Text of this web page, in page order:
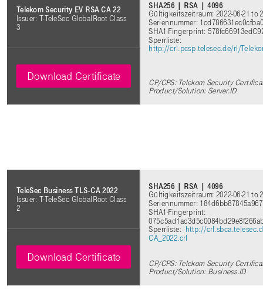
Telekom Security EV RSA CA 22
Issuer: T-TeleSec GlobalRoot Class
3
SHA256 | RSA | 4096
Gültigkeitszeitraum: 2022-06-21 to
Seriennummer:
SHA1-Fingerprint:
Sperrliste:
http://crl.pcsp.telesec.de/rl/
CP/CPS: Telekom Security
Product/Solution: Server.ID
Download Certificate
TeleSec Business TLS-CA 2022
Issuer: T-TeleSec GlobalRoot Class
2
SHA256 | RSA | 4096
Gültigkeitszeitraum: 2022-06-21 to
Seriennummer:
SHA1-Fingerprint:
Sperrliste: http://
CA_2022.crl
CP/CPS: Telekom Security
Product/Solution: Business.ID
Download Certificate